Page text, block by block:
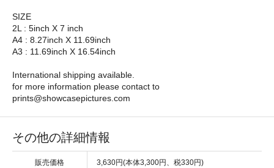
SIZE
2L : 5inch X 7 inch
A4 : 8.27inch X 11.69inch
A3 : 11.69inch X 16.54inch
International shipping available.
for more information please contact to
prints@showcasepictures.com
その他の詳細情報
販売価格 3,630円(本体3,300円、税330円)